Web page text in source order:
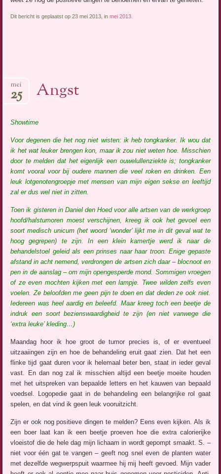
Dit bericht is geplaatst op 23 mei 2013, inmei 2013
Angst
mei
25
Showtime
Voor degenen die het nog niet wisten: ik heb tongkanker. Ik wou dat
ik het wat leuker brengen kon, maar ik zou niet weten hoe. Misschien
door te melden dat het eigenlijk een ouwelullenziekte is; tongkanker
komt vooral voor bij oudere mannen die veel roken en drinken. Een
leuk lotgenotengroepje met mensen van mijn eigen sekse en leeftijd
zal er dus wel niet in zitten.
Toen ik gisteren in Daniel den Hoed voor alle artsen van de werkgroep
hoofd/halstumoren moest verschijnen, kreeg ik ook het gevoel een
soort medisch unicum (het woord ‘wonder’ lijkt me in dit geval wat te
hoog gegrepen) te zijn. In een klein kamertje werd ik naar de
behandelstoel geleid als een prinses naar haar troon. Enige gepaste
afstand in acht nemend, verdrongen de artsen zich daar – blocnoot en
pen in de aanslag – om mijn opengesperde mond. Sommigen vroegen
of ze even mochten kijken met een lampje. Twee wilden zelfs even
voelen. Ze beloofden me geen pijn te doen en dat deden ze ook niet.
Iedereen was heel aardig en beleefd. Maar kreeg toch een beetje de
indruk een soort bezienswaardigheid te zijn (en niet vanwege die
‘extra leuke’ kleding…)
Maandag hoor ik hoe groot de tumor precies is, of er eventueel
uitzaaiingen zijn en hoe de behandeling eruit gaat zien. Dat het een
flinke tijd gaat duren voor ik helemaal beter ben, staat in ieder geval
vast. En dan nog zal ik misschien altijd een beetje moeite houden
met het uitspreken van bepaalde letters en het kauwen van bepaald
voedsel. Logopedie gaat in de behandeling een belangrijke rol gaat
spelen, en dat vind ik geen leuk vooruitzicht.
Zijn er ook nog positieve dingen te melden? Eens even kijken. Als ik
een boer laat kan ik een beetje proeven hoe die extra calorierijke
vloeistof die de hele dag mijn lichaam in wordt gepompt smaakt. S. –
niet voor één gat te vangen – geeft nog snel even de planten water
met dezelfde wegwerpspuit waarmee hij mij heeft gevoed. Mijn vader